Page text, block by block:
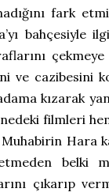
fark
bahçesiyle
çekmeye
ve cazibesini
kızarak
filmleri
Hara
belki
çıkarıp